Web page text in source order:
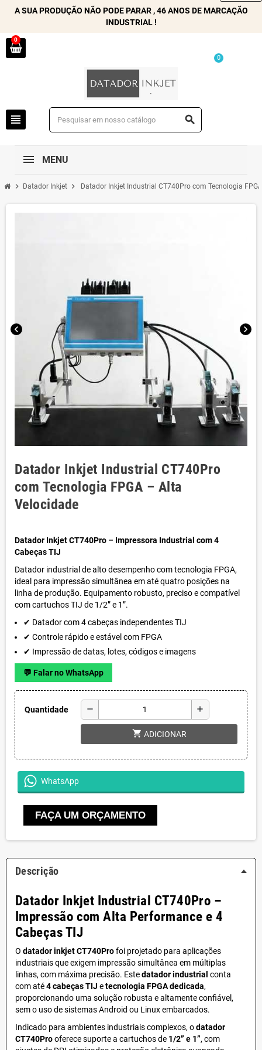
A SUA PRODUÇÃO NÃO PODE PARAR , 46 ANOS DE MARCAÇÃO
INDUSTRIAL !
0
view_headline search
0
MENU
chevron_right Datador Inkjet chevron_right Datador Inkjet Industrial CT740Pro com Tecnologia
chevron_left chevron_right
Datador Inkjet Industrial CT740Pro
com Tecnologia FPGA – Alta
Velocidade
Datador Inkjet CT740Pro – Impressora Industrial com 4
Cabeças TIJ
Datador industrial de alto desempenho com tecnologia FPGA,
ideal para impressão simultânea em até quatro posições na
linha de produção. Equipamento robusto, preciso e compatível
com cartuchos TIJ de 1/2” e 1”.
✔ Datador com 4 cabeças independentes TIJ
✔ Controle rápido e estável com FPGA
✔ Impressão de datas, lotes, códigos e imagens
💬 Falar no WhatsApp
Quantidade remove add
shopping_cart ADICIONAR
WhatsApp
FAÇA UM ORÇAMENTO
Descrição
Datador Inkjet Industrial CT740Pro –
Impressão com Alta Performance e 4
Cabeças TIJ
O datador inkjet CT740Profoi projetado para aplicações
industriais que exigem impressão simultânea em múltiplas
linhas, com máxima precisão. Estedatador industrial conta
com até4 cabeças TIJ etecnologia FPGA dedicada,
proporcionando uma solução robusta e altamente confiável,
sem o uso de sistemas Android ou Linux embarcados.
Indicado para ambientes industriais complexos, odatador
CT740Prooferece suporte a cartuchos de 1/2” e 1”, com